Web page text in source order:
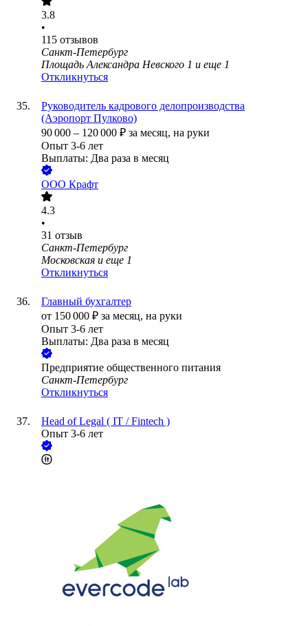
3.8
•
115 отзывов
Санкт-Петербург
Площадь Александра Невского 1 и еще 1
Откликнуться
Руководитель кадрового делопроизводства
(Аэропорт Пулково)
90 000 – 120 000 ₽ за месяц, на руки
Опыт 3-6 лет
Выплаты: Два раза в месяц
ООО Крафт
4.3
•
31 отзыв
Санкт-Петербург
Московская и еще 1
Откликнуться
Главный бухгалтер
от 150 000 ₽ за месяц, на руки
Опыт 3-6 лет
Выплаты: Два раза в месяц
Предприятие общественного питания
Санкт-Петербург
Откликнуться
Head of Legal ( IT / Fintech )
Опыт 3-6 лет